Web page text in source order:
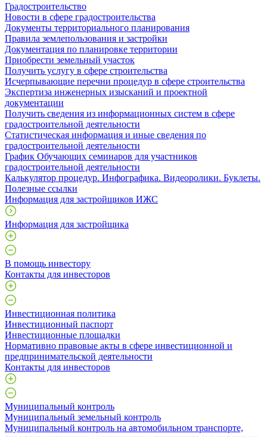
Градостроительство
Новости в сфере градостроительства
Документы территориального планирования
Правила землепользования и застройки
Документация по планировке территории
Приобрести земельный участок
Получить услугу в сфере строительства
Исчерпывающие перечни процедур в сфере строительства
Экспертиза инженерных изысканий и проектной
документации
Получить сведения из информационных систем в сфере
градостроительной деятельности
Статистическая информация и иные сведения по
градостроительной деятельности
График Обучающих семинаров для участников
градостроительной деятельности
Калькулятор процедур. Инфографика. Видеоролики. Буклеты.
Полезные ссылки
Информация для застройщиков ИЖС
Информация для застройщика
В помощь инвестору
Контакты для инвесторов
Инвестиционная политика
Инвестиционный паспорт
Инвестиционные площадки
Нормативно правовые акты в сфере инвестиционной и
предпринимательской деятельности
Контакты для инвесторов
Муниципальный контроль
Муниципальный земельный контроль
Муниципальный контроль на автомобильном транспорте,